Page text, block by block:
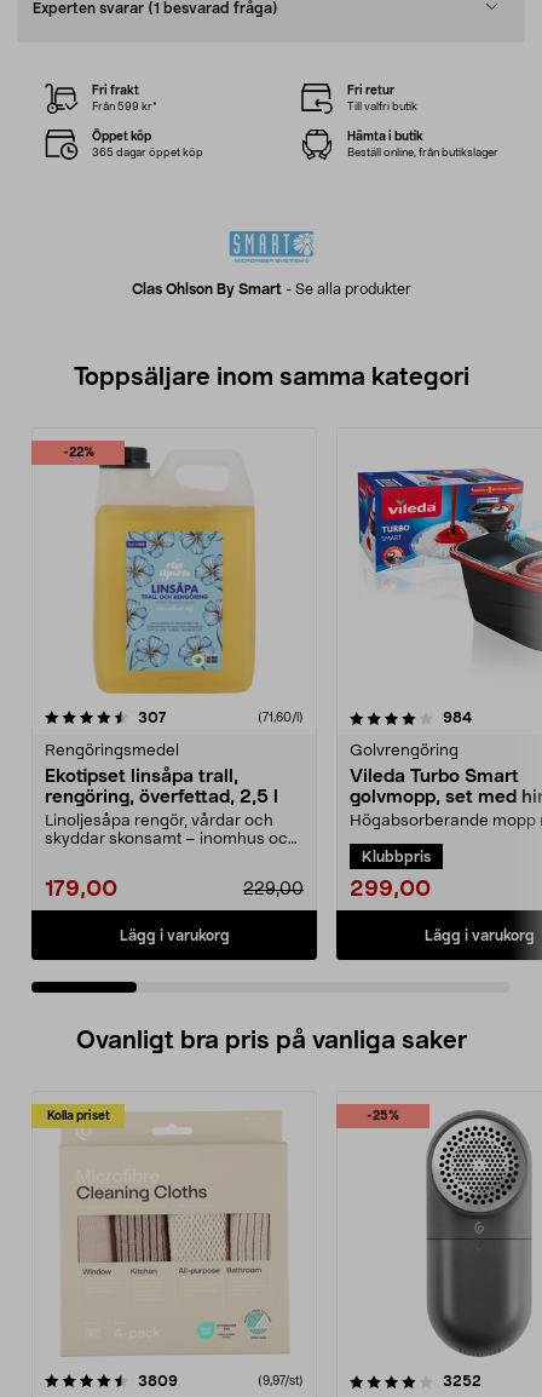
Experten svarar (1 besvarad fråga)
Clas Ohlson By Smart - Se alla produkter
Fri frakt
Från 599 kr*
Fri retur
Till valfri butik
Öppet köp
365 dagar öppet köp
Hämta i butik
Beställ online, från butikslager
Toppsäljare inom samma kategori
-22%
307recensioner (71,60/l)
Rengöringsmedel
Ekotipset linsåpa trall,
rengöring, överfettad, 2,5 l
Linoljesåpa rengör, vårdar och
skyddar skonsamt – inomhus och
179,00 229,00
Lägg i varukorg
4.0 av 5 stjärnor 984
Golvrengöring
Vileda Turbo Smart
golvmopp, set med
urvridare
Högabsorberande mopp
Smart mopp med hink ...
Klubbpris
299,00
Lägg i varukorg
4.5 av 5 stjärnor
Ovanligt bra pris på vanliga saker
Kolla priset
3809recensioner (9,97/st)
-25%
4.0av 5 stjärnor 3252
4.5av 5 stjärnor